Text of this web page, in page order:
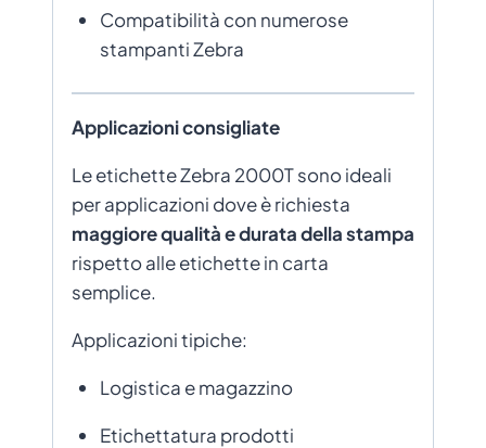
Compatibilità con numerose
stampanti Zebra
Applicazioni consigliate
Le etichette Zebra 2000T sono ideali
per applicazioni dove è richiesta
maggiore qualità e durata della stampa
rispetto alle etichette in carta
semplice.
Applicazioni tipiche:
Logistica e magazzino
Etichettatura prodotti